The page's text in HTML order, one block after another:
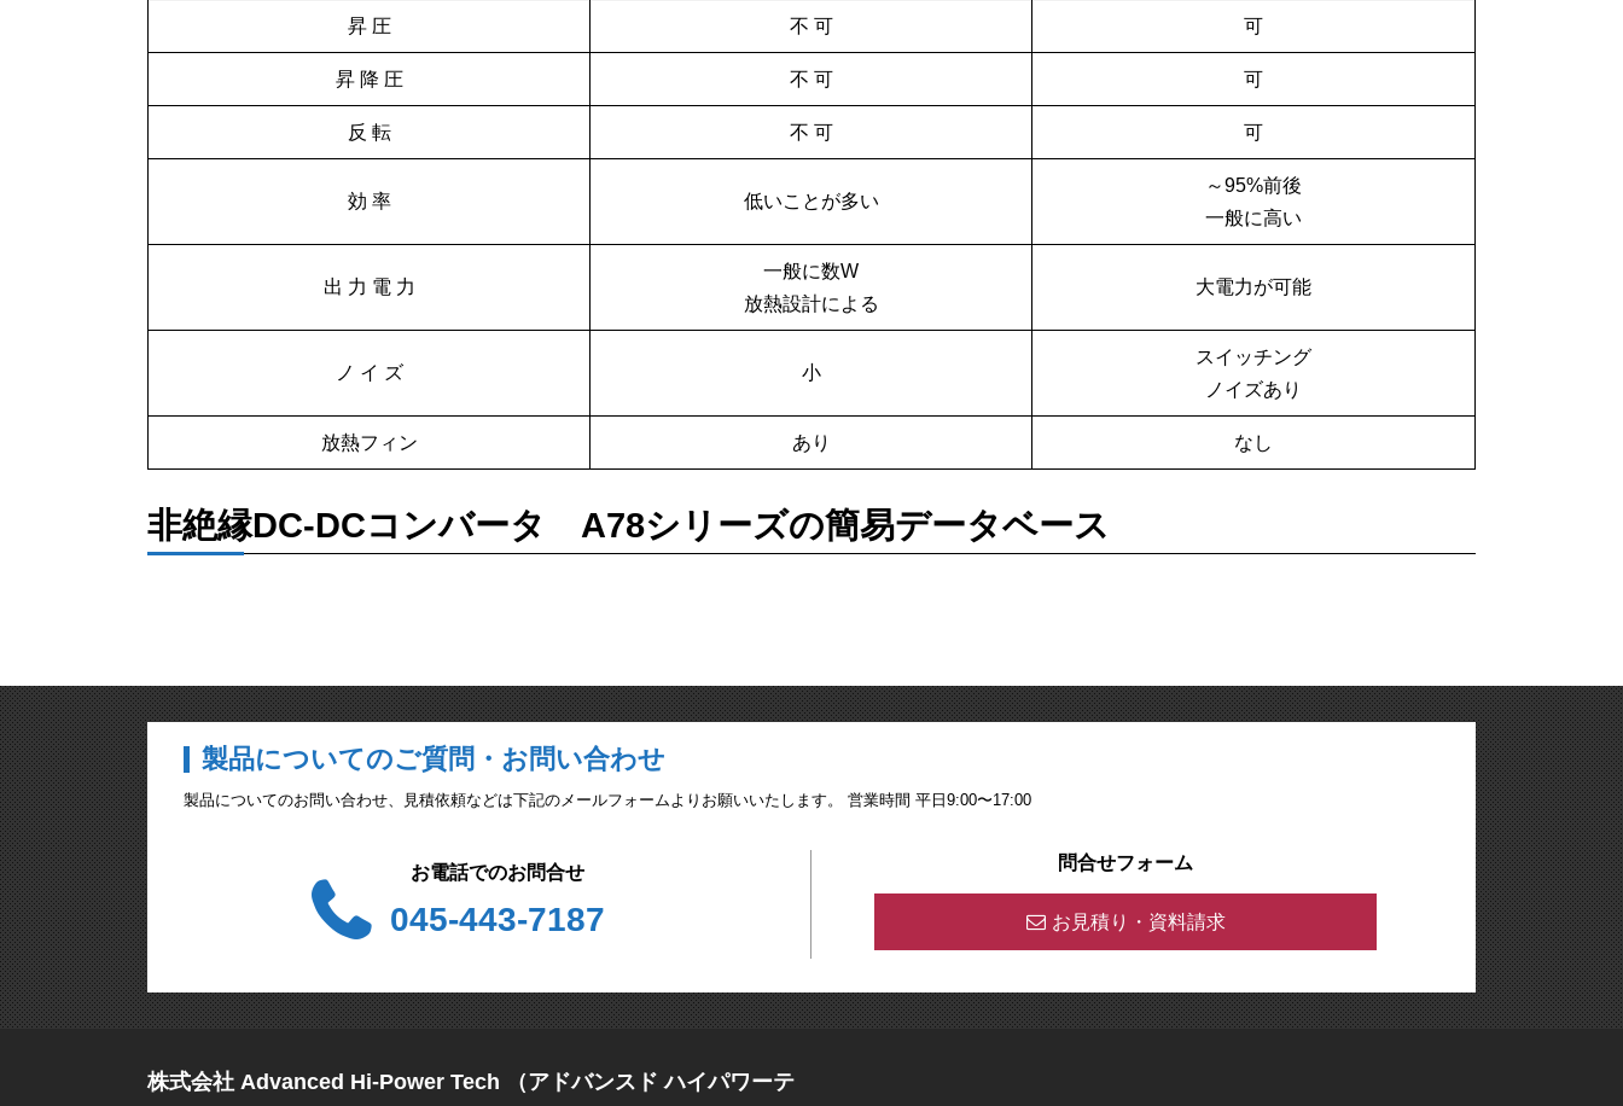
昇 圧 不 可 可
昇 降 圧 不 可 可
反 転 不 可 可
効 率 低いことが多い
～95%前後
一般に高い
出 力 電 力
一般に数W
放熱設計による
大電力が可能
ノ イ ズ 小
スイッチング
ノイズあり
放熱フィン あり なし
非絶縁DC-DCコンバータ A78シリーズの簡易データベース
製品についてのご質問・お問い合わせ
製品についてのお問い合わせ、見積依頼などは下記のメールフォームよりお願いいたします。 営業時間 平日9:00〜17:00
お電話でのお問合せ
045-443-7187
問合せフォーム
お見積り・資料請求
株式会社 Advanced Hi-Power Tech （アドバンスド ハイパワーテ